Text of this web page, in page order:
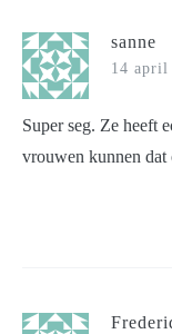
sanne
14 april
Super seg. Ze heeft
vrouwen kunnen dat